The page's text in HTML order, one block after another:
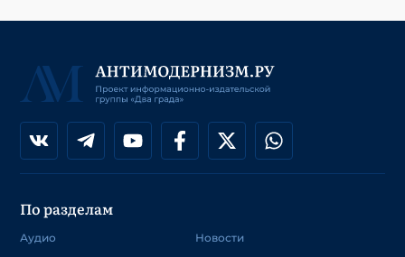
По разделам
Аудио
Новости